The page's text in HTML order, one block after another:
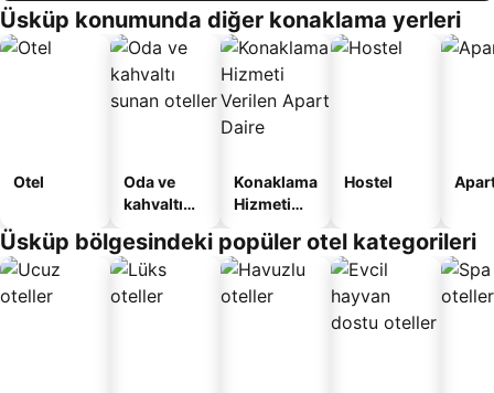
Üsküp konumunda diğer konaklama yerleri
Otel
Oda ve
kahvaltı
oteller
Konaklama
Hizmeti
Apart
Daire
Hostel
Üsküp bölgesindeki popüler otel kategorileri